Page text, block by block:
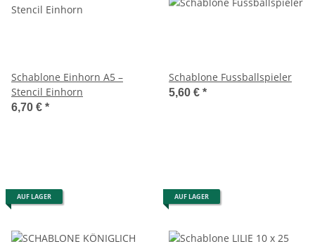
Schablone Einhorn A5 –
Stencil Einhorn
6,70 € *
Schablone Fussballspieler
5,60 € *
AUF LAGER AUF LAGER